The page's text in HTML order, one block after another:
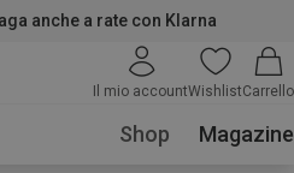
anche a rate con Klarna
Il mio accountWishlistCarrello
Shop Magazine